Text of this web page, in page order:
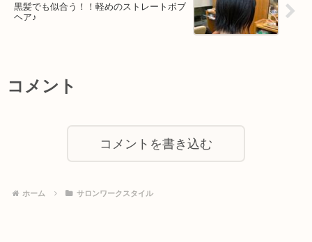
黒髪でも似合う！！軽めのストレートボブ
ヘア♪
コメント
コメントを書き込む
ホーム サロンワークスタイル